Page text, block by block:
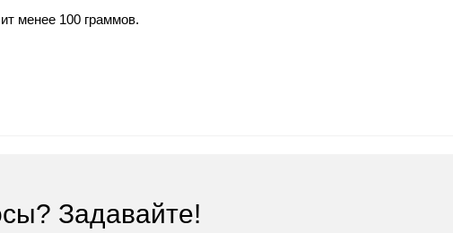
менее 100 граммов.
Задавайте!